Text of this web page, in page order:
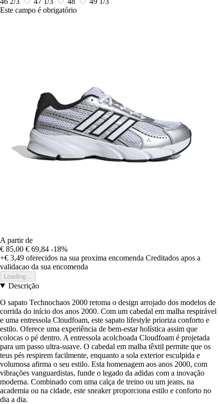
Este campo é obrigatório
A partir de
€ 85,00 € 69,84 -18%
+€ 3,49 oferecidos na sua proxima encomenda Creditados apos a
validacao da sua encomenda
Loading...
Descrição
O sapato Technochaos 2000 retoma o design arrojado dos modelos de
corrida do início dos anos 2000. Com um cabedal em malha respirável
e uma entressola Cloudfoam, este sapato lifestyle prioriza conforto e
estilo. Oferece uma experiência de bem-estar holística assim que
colocas o pé dentro. A entressola acolchoada Cloudfoam é projetada
para um passo ultra-suave. O cabedal em malha têxtil permite que os
teus pés respirem facilmente, enquanto a sola exterior esculpida e
volumosa afirma o seu estilo. Esta homenagem aos anos 2000, com
vibrações vanguardistas, funde o legado da adidas com a inovação
moderna. Combinado com uma calça de treino ou um jeans, na
academia ou na cidade, este sneaker proporciona estilo e conforto no
dia a dia.